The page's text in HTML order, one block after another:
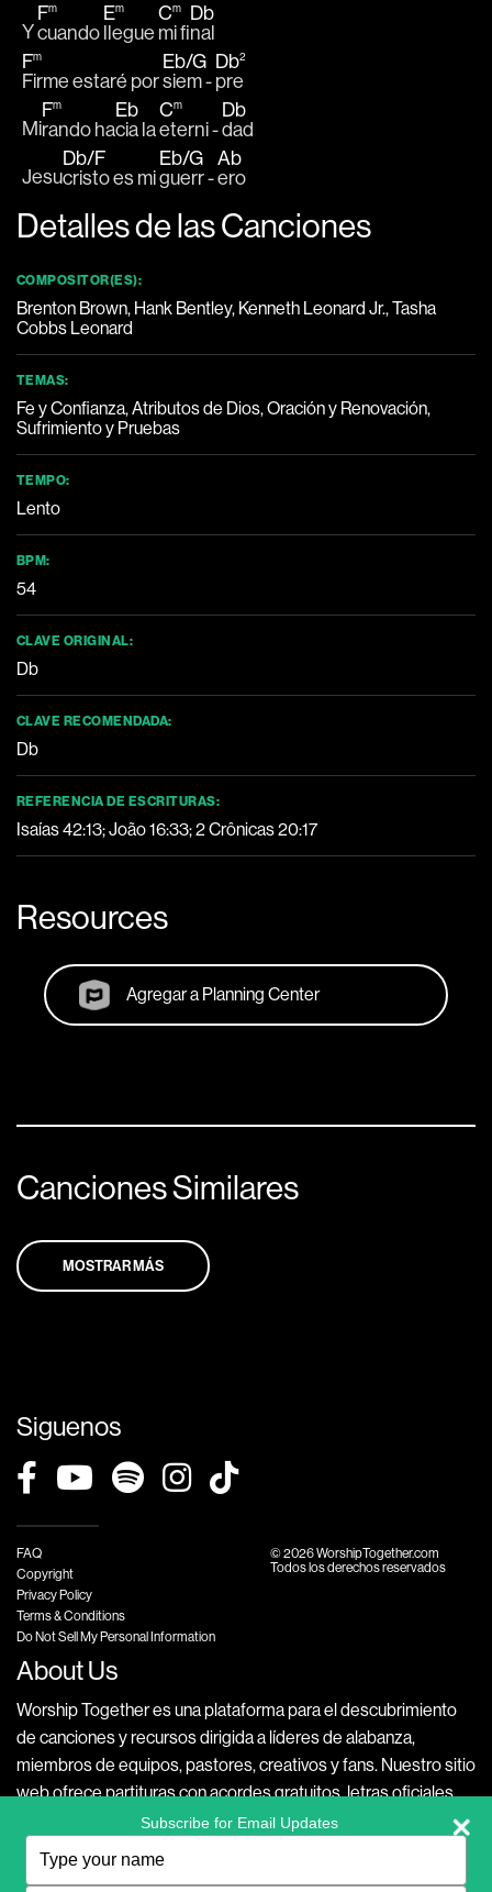
Y
Fm
cuando
Em
llegue
Cm
mi fi
Db
nal
Fm
Firme estaré por
Eb/G
siem -
Db2
pre
Mi
Fm
rando ha
Eb
cia la
Cm
eterni -
Db
dad
Jesu
Db/F
cristo es mi
Eb/G
guerr -
Ab
ero
Detalles de las Canciones
COMPOSITOR(ES):
Brenton Brown, Hank Bentley, Kenneth Leonard Jr., Tasha
Cobbs Leonard
TEMAS:
Fe y Confianza, Atributos de Dios, Oración y Renovación,
Sufrimiento y Pruebas
TEMPO:
Lento
BPM:
54
CLAVE ORIGINAL:
Db
CLAVE RECOMENDADA:
Db
REFERENCIA DE ESCRITURAS:
Isaías 42:13; João 16:33; 2 Crônicas 20:17
Resources
Agregar a Planning Center
Canciones Similares
MOSTRAR MÁS
Siguenos
FAQ
Copyright
Privacy Policy
Terms & Conditions
Do Not Sell My Personal Information
© 2026 WorshipTogether.com
Todos los derechos reservados
About Us
Worship Together es una plataforma para el descubrimiento
de canciones y recursos dirigida a líderes de alabanza,
miembros de equipos, pastores, creativos y fans. Nuestro sitio
web ofrece partituras con acordes gratuitos, letras oficiales,
videos exclusivos con versiones accesibles de tus canciones
musicales, como integraciones con Planning Center, para
Subscribe for Email Updates
your
name